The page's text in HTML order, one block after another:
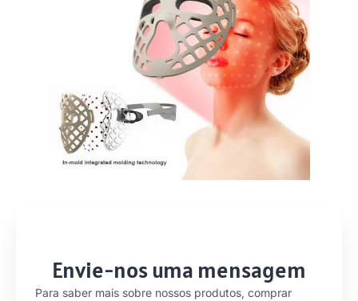
Envie-nos uma mensagem
Para saber mais sobre nossos produtos, comprar